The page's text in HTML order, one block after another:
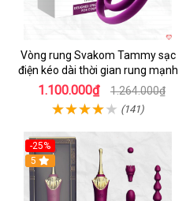
Vòng rung Svakom Tammy sạc
điện kéo dài thời gian rung mạnh
1.100.000₫ 1.264.000₫
(141)
-25%
5